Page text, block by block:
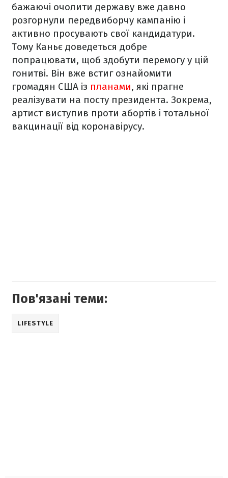
бажаючі очолити державу вже давно
розгорнули передвиборчу кампанію і
активно просувають свої кандидатури.
Тому Каньє доведеться добре
попрацювати, щоб здобути перемогу у цій
гонитві. Він вже встиг ознайомити
громадян США із планами, які прагне
реалізувати на посту президента. Зокрема,
артист виступив проти абортів і тотальної
вакцинації від коронавірусу.
Пов'язані теми:
LIFESTYLE